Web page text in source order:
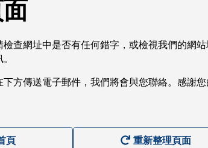
查網址中是否有任何錯字，或檢視我們的網
方傳送電子郵件，我們將會與您聯絡。感謝
頁 重新整理頁面